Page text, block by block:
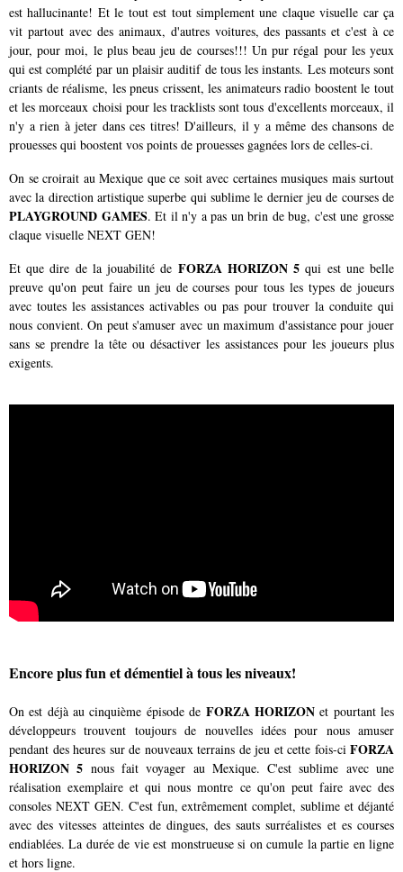
est hallucinante! Et le tout est tout simplement une claque visuelle car ça
vit partout avec des animaux, d'autres voitures, des passants et c'est à ce
jour, pour moi, le plus beau jeu de courses!!! Un pur régal pour les yeux
qui est complété par un plaisir auditif de tous les instants. Les moteurs sont
criants de réalisme, les pneus crissent, les animateurs radio boostent le tout
et les morceaux choisi pour les tracklists sont tous d'excellents morceaux, il
n'y a rien à jeter dans ces titres! D'ailleurs, il y a même des chansons de
prouesses qui boostent vos points de prouesses gagnées lors de celles-ci.
On se croirait au Mexique que ce soit avec certaines musiques mais surtout
avec la direction artistique superbe qui sublime le dernier jeu de courses de
PLAYGROUND GAMES. Et il n'y a pas un brin de bug, c'est une grosse
claque visuelle NEXT GEN!
Et que dire de la jouabilité de FORZA HORIZON 5 qui est une belle
preuve qu'on peut faire un jeu de courses pour tous les types de joueurs
avec toutes les assistances activables ou pas pour trouver la conduite qui
nous convient. On peut s'amuser avec un maximum d'assistance pour jouer
sans se prendre la tête ou désactiver les assistances pour les joueurs plus
exigents.
Encore plus fun et démentiel à tous les niveaux!
On est déjà au cinquième épisode de FORZA HORIZONet pourtant les
développeurs trouvent toujours de nouvelles idées pour nous amuser
pendant des heures sur de nouveaux terrains de jeu et cette fois-ci FORZA
HORIZON 5 nous fait voyager au Mexique. C'est sublime avec une
réalisation exemplaire et qui nous montre ce qu'on peut faire avec des
consoles NEXT GEN. C'est fun, extrêmement complet, sublime et déjanté
avec des vitesses atteintes de dingues, des sauts surréalistes et es courses
endiablées. La durée de vie est monstrueuse si on cumule la partie en ligne
et hors ligne.